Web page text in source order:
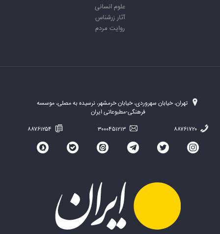
علوم انسانی
آثار زرشناس
روایت مردم
تهران، خیابان سهروردی، خیابان خرمشهر، نرسیده به مصلی، موسسه
فرهنگی-مطبوعاتی ایران